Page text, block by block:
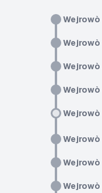
Wejrowò
Wejrowò
Wejrowò
Wejrowò
Wejrowò
Wejrowò
Wejrowò
Wejrowò